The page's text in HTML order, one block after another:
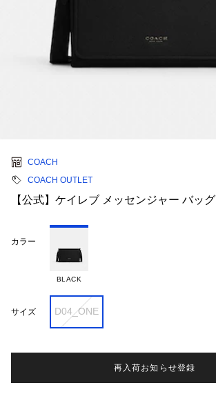
COACH
COACH OUTLET
【公式】ケイレブ メッセンジャー バッグ
カラー
BLACK
サイズ D04_ONE
再入荷お知らせ登録